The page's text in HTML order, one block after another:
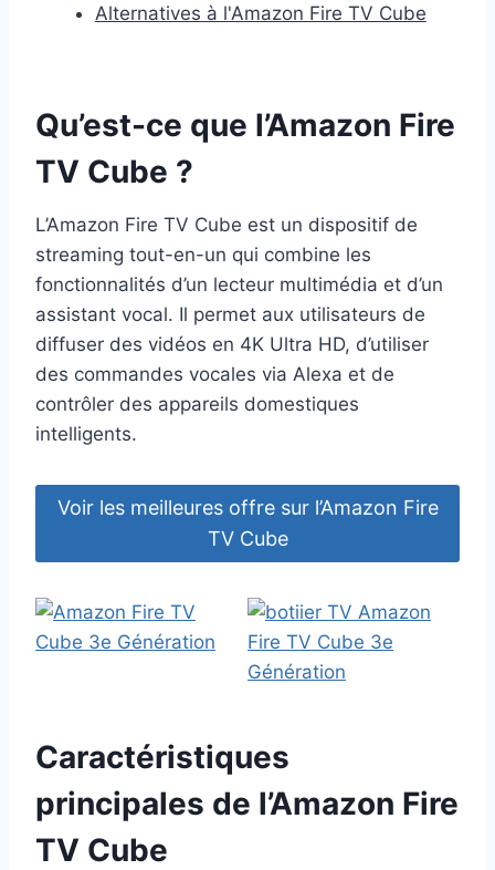
Alternatives à l'Amazon Fire TV Cube
Qu’est-ce que l’Amazon Fire
TV Cube ?
L’Amazon Fire TV Cube est un dispositif de
streaming tout-en-un qui combine les
fonctionnalités d’un lecteur multimédia et d’un
assistant vocal. Il permet aux utilisateurs de
diffuser des vidéos en 4K Ultra HD, d’utiliser
des commandes vocales via Alexa et de
contrôler des appareils domestiques
intelligents.
Voir les meilleures offre sur l’Amazon Fire
TV Cube
Caractéristiques
principales de l’Amazon Fire
TV Cube